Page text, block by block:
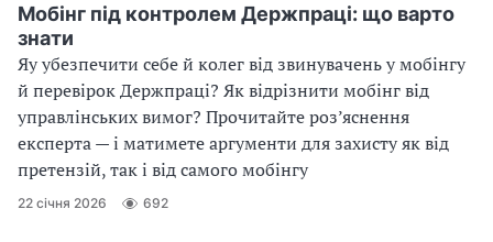
Мобінг під контролем Держпраці: що варто
знати
Яу убезпечити себе й колег від звинувачень у мобінгу
й перевірок Держпраці? Як відрізнити мобінг від
управлінських вимог? Прочитайте роз’яснення
експерта — і матимете аргументи для захисту як від
претензій, так і від самого мобінгу
22 січня 2026 692